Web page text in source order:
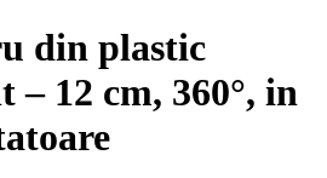
din plastic
– 12 cm, 360°, in